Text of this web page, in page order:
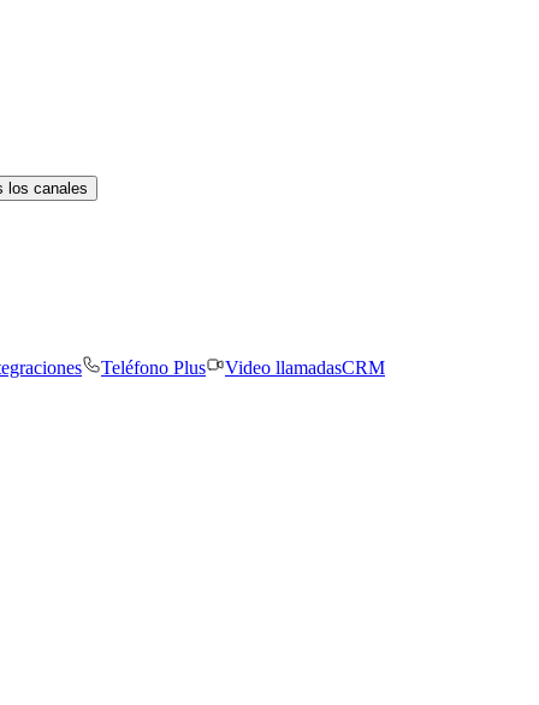
los canales
Teléfono Plus Video llamadasCRM